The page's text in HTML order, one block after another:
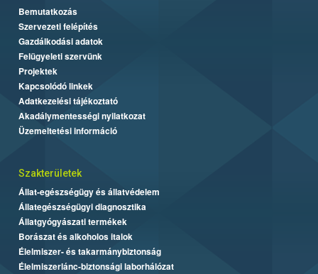
Bemutatkozás
Szervezeti felépítés
Gazdálkodási adatok
Felügyeleti szervünk
Projektek
Kapcsolódó linkek
Adatkezelési tájékoztató
Akadálymentességi nyilatkozat
Üzemeltetési információ
Szakterületek
Állat-egészségügy és állatvédelem
Állategészségügyi diagnosztika
Állatgyógyászati termékek
Borászat és alkoholos italok
Élelmiszer- és takarmánybiztonság
Élelmiszerlánc-biztonsági laborhálózat